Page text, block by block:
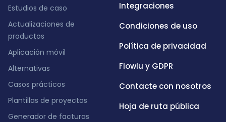
Estudios de caso
Actualizaciones de
productos
Aplicación móvil
Alternativas
Casos prácticos
Plantillas de proyectos
Generador de facturas
Integraciones
Condiciones de uso
Política de privacidad
Flowlu y GDPR
Contacte con nosotros
Hoja de ruta pública